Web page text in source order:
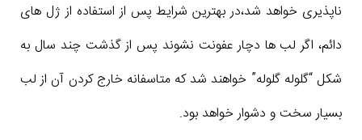
ناپذیری خواهد شد،در بهترین شرایط پس از استفاده از ژل های
دائم، اگر لب ها دچار عفونت نشوند پس از گذشت چند سال به
شکل “گلوله گلوله” خواهند شد که متاسفانه خارج کردن آن از لب
بسیار سخت و دشوار خواهد بود.